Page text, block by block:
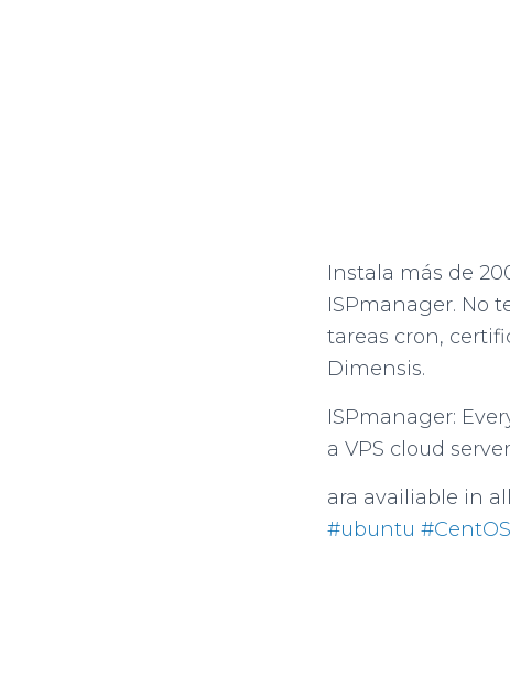
Instala más de
ISPmanager. No
tareas cron,
Dimensis.
ISPmanager:
a VPS cloud
ara availiable in
#ubuntu #CentOS